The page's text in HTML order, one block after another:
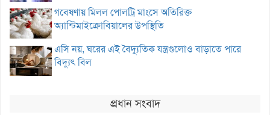
গবেষণায় মিলল পোলট্রি মাংসে অতিরিক্ত
অ্যান্টিমাইক্রোবিয়ালের উপস্থিতি
এসি নয়, ঘরের এই বৈদ্যুতিক যন্ত্রগুলোও বাড়াতে পারে
বিদ্যুৎ বিল
প্রধান সংবাদ